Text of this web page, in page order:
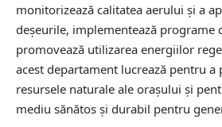
monitorizează calitatea aerului și a
deșeurile, implementează programe
promovează utilizarea energiilor
acest departament lucrează pentru a
resursele naturale ale orașului și
mediu sănătos și durabil pentru